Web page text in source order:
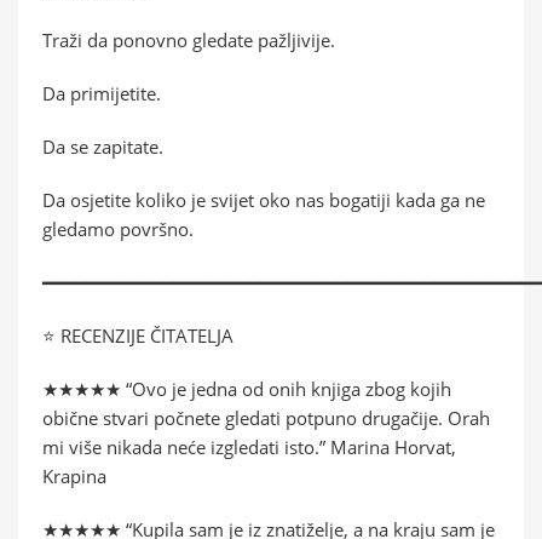
Traži da ponovno gledate pažljivije.
Da primijetite.
Da se zapitate.
Da osjetite koliko je svijet oko nas bogatiji kada ga ne
gledamo površno.
⭐ RECENZIJE ČITATELJA
★★★★★ “Ovo je jedna od onih knjiga zbog kojih
obične stvari počnete gledati potpuno drugačije. Orah
mi više nikada neće izgledati isto.” Marina Horvat,
Krapina
★★★★★ “Kupila sam je iz znatiželje, a na kraju sam je